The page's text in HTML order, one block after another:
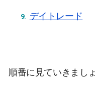
デイトレード
順番に見ていきましょ